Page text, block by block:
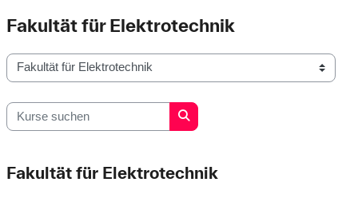
Fakultät für Elektrotechnik
Kursbereiche
Kurse suchen
Kurse suchen
Fakultät für Elektrotechnik